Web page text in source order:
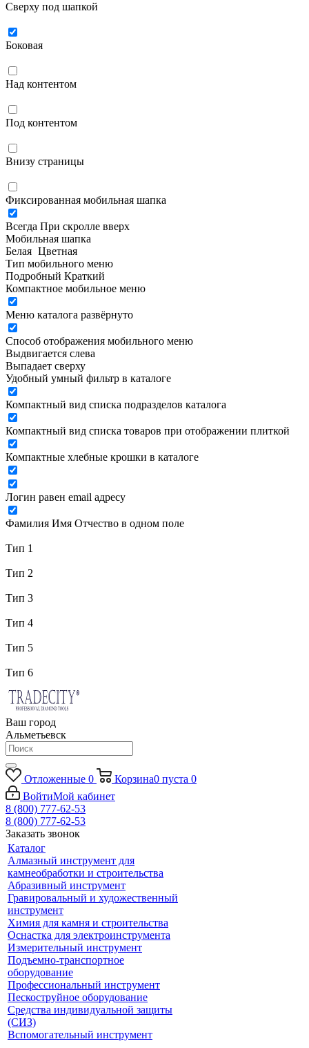
Сверху под шапкой
Боковая
Над контентом
Под контентом
Внизу страницы
Фиксированная мобильная шапка
Всегда При скролле вверх
Мобильная шапка
Белая Цветная
Тип мобильного меню
Подробный Краткий
Компактное мобильное меню
Меню каталога развёрнуто
Способ отображения мобильного меню
Выдвигается слева
Выпадает сверху
Удобный умный фильтр в каталоге
Компактный вид списка подразделов каталога
Компактный вид списка товаров при отображении плиткой
Компактные хлебные крошки в каталоге
Логин равен email адресу
Фамилия Имя Отчество в одном поле
Тип 1
Тип 2
Тип 3
Тип 4
Тип 5
Тип 6
Ваш город
Альметьевск
Отложенные 0 Корзина0 пуста 0
ВойтиМой кабинет
8 (800) 777-62-53
8 (800) 777-62-53
Заказать звонок
Каталог
Алмазный инструмент для
камнеобработки и строительства
Абразивный инструмент
Гравировальный и художественный
инструмент
Химия для камня и строительства
Оснастка для электроинструмента
Измерительный инструмент
Подъемно-транспортное
оборудование
Профессиональный инструмент
Пескоструйное оборудование
Средства индивидуальной защиты
(СИЗ)
Вспомогательный инструмент